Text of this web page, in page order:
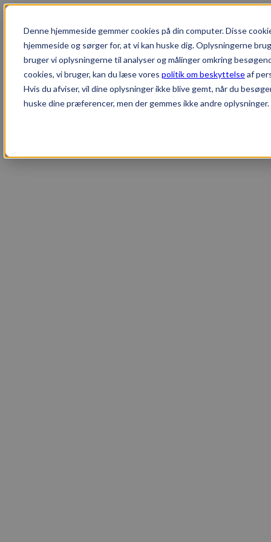
Denne hjemmeside gemmer cookies på din computer. Disse
hjemmeside og sørger for, at vi kan huske dig. Oplysningerne
bruger vi oplysningerne til analyser og målinger omkring
cookies, vi bruger, kan du læse vores politik om beskyttelseaf
Hvis du afviser, vil dine oplysninger ikke blive gemt, når du
huske dine præferencer, men der gemmes ikke andre oplysninger.
Modellerne